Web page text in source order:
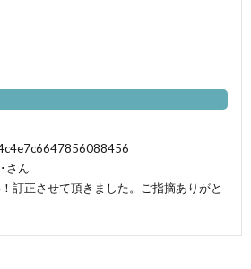
さん
訂正させて頂きました。ご指摘ありがと